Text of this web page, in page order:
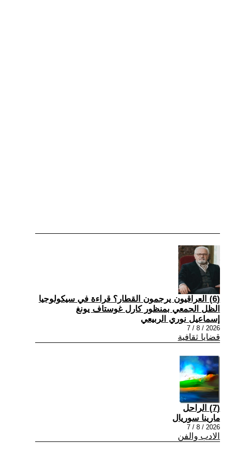
(6) العراقيون يرجمون القطار؟ قراءة في سيكولوجيا
الظل الجمعي بمنظور كارل غوستاف يونغ
إسماعيل نوري الربيعي
2026 / 8 / 7
قضايا ثقافية
(7) الراحل
مارينا سوريال
2026 / 8 / 7
الادب والفن